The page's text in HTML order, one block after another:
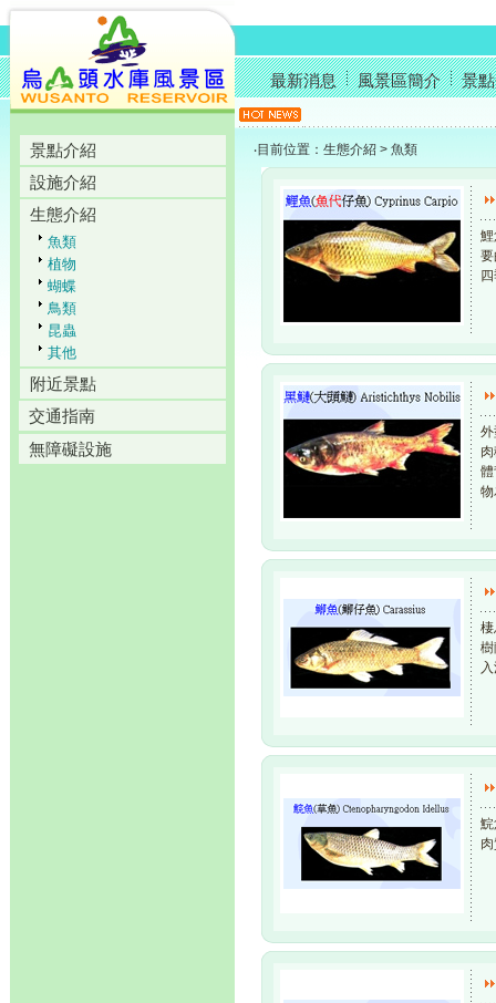
景點介紹
設施介紹
生態介紹
魚類
植物
蝴蝶
鳥類
昆蟲
其他
附近景點
交通指南
無障礙設施
最新消息 風景區簡介 景
‧目前位置：生態介紹 > 魚類